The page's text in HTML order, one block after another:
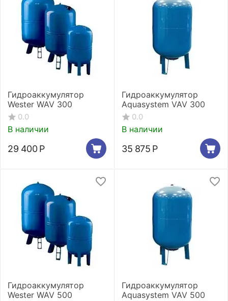
Гидроаккумулятор
Wester WAV 300
0.0
В наличии
29 400 Р
Гидроаккумулятор
Aquasystem VAV 300
0.0
В наличии
35 875 Р
Гидроаккумулятор
Wester WAV 500
Гидроаккумулятор
Aquasystem VAV 500